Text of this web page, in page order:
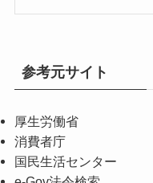
参考元サイト
厚生労働省
消費者庁
国民生活センター